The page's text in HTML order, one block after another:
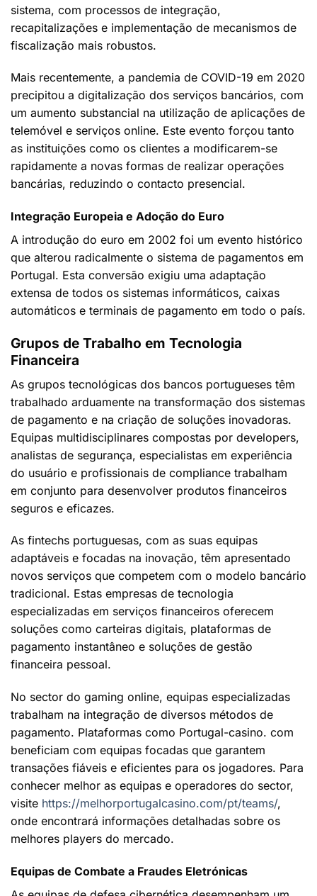
sistema, com processos de integração,
recapitalizações e implementação de mecanismos de
fiscalização mais robustos.
Mais recentemente, a pandemia de COVID-19 em 2020
precipitou a digitalização dos serviços bancários, com
um aumento substancial na utilização de aplicações de
telemóvel e serviços online. Este evento forçou tanto
as instituições como os clientes a modificarem-se
rapidamente a novas formas de realizar operações
bancárias, reduzindo o contacto presencial.
Integração Europeia e Adoção do Euro
A introdução do euro em 2002 foi um evento histórico
que alterou radicalmente o sistema de pagamentos em
Portugal. Esta conversão exigiu uma adaptação
extensa de todos os sistemas informáticos, caixas
automáticos e terminais de pagamento em todo o país.
Grupos de Trabalho em Tecnologia
Financeira
As grupos tecnológicas dos bancos portugueses têm
trabalhado arduamente na transformação dos sistemas
de pagamento e na criação de soluções inovadoras.
Equipas multidisciplinares compostas por developers,
analistas de segurança, especialistas em experiência
do usuário e profissionais de compliance trabalham
em conjunto para desenvolver produtos financeiros
seguros e eficazes.
As fintechs portuguesas, com as suas equipas
adaptáveis e focadas na inovação, têm apresentado
novos serviços que competem com o modelo bancário
tradicional. Estas empresas de tecnologia
especializadas em serviços financeiros oferecem
soluções como carteiras digitais, plataformas de
pagamento instantâneo e soluções de gestão
financeira pessoal.
No sector do gaming online, equipas especializadas
trabalham na integração de diversos métodos de
pagamento. Plataformas como Portugal-casino. com
beneficiam com equipas focadas que garantem
transações fiáveis e eficientes para os jogadores. Para
conhecer melhor as equipas e operadores do sector,
visite https://melhorportugalcasino.com/pt/teams/,
onde encontrará informações detalhadas sobre os
melhores players do mercado.
Equipas de Combate a Fraudes Eletrónicas